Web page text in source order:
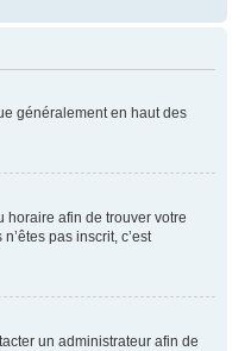
généralement en haut des
horaire afin de trouver votre
pas inscrit, c’est
un administrateur afin de